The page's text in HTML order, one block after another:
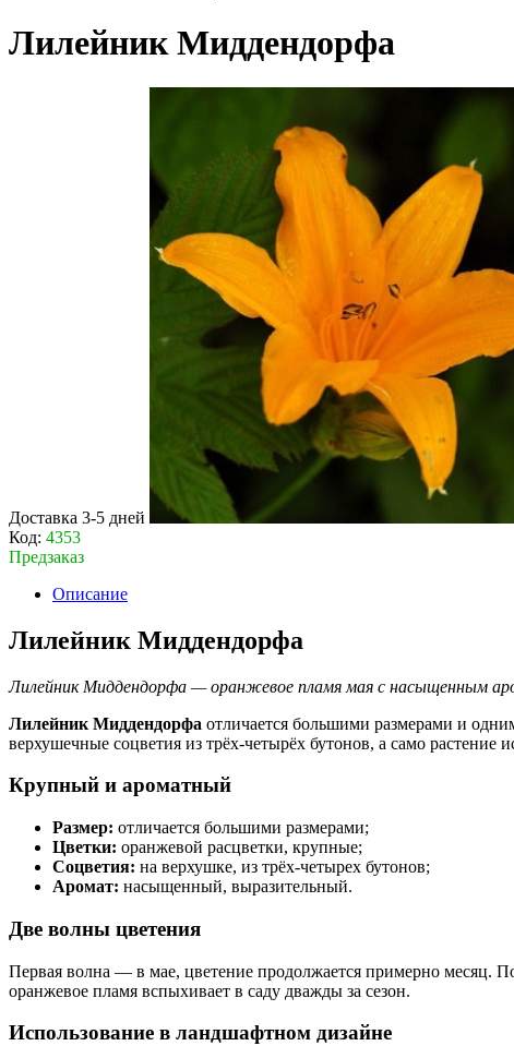
Лилейник Миддендорфа
Доставка 3-5 дней
Код: 4353
Предзаказ
Описание
Лилейник Миддендорфа
Лилейник Миддендорфа — оранжевое пламя мая с насыщенным
Лилейник Миддендорфа отличается большими размерами и
верхушечные соцветия из трёх-четырёх бутонов, а само растение
Крупный и ароматный
Размер: отличается большими размерами;
Цветки: оранжевой расцветки, крупные;
Соцветия: на верхушке, из трёх-четырех бутонов;
Аромат: насыщенный, выразительный.
Две волны цветения
Первая волна — в мае, цветение продолжается примерно месяц.
оранжевое пламя вспыхивает в саду дважды за сезон.
Использование в ландшафтном дизайне